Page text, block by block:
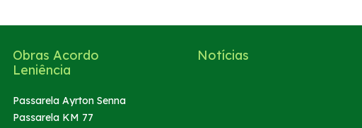
Obras Acordo
Leniência
Passarela Ayrton Senna
Passarela KM 77
Notícias